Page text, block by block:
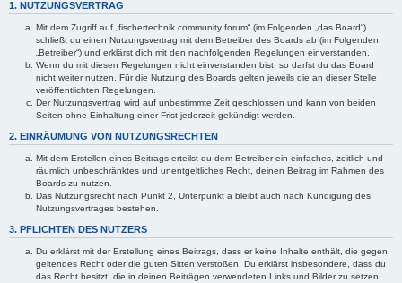
1. NUTZUNGSVERTRAG
Mit dem Zugriff auf „fischertechnik community forum“ (im Folgenden „das Board“)
schließt du einen Nutzungsvertrag mit dem Betreiber des Boards ab (im Folgenden
„Betreiber“) und erklärst dich mit den nachfolgenden Regelungen einverstanden.
Wenn du mit diesen Regelungen nicht einverstanden bist, so darfst du das Board
nicht weiter nutzen. Für die Nutzung des Boards gelten jeweils die an dieser Stelle
veröffentlichten Regelungen.
Der Nutzungsvertrag wird auf unbestimmte Zeit geschlossen und kann von beiden
Seiten ohne Einhaltung einer Frist jederzeit gekündigt werden.
2. EINRÄUMUNG VON NUTZUNGSRECHTEN
Mit dem Erstellen eines Beitrags erteilst du dem Betreiber ein einfaches, zeitlich und
räumlich unbeschränktes und unentgeltliches Recht, deinen Beitrag im Rahmen des
Boards zu nutzen.
Das Nutzungsrecht nach Punkt 2, Unterpunkt a bleibt auch nach Kündigung des
Nutzungsvertrages bestehen.
3. PFLICHTEN DES NUTZERS
Du erklärst mit der Erstellung eines Beitrags, dass er keine Inhalte enthält, die gegen
geltendes Recht oder die guten Sitten verstoßen. Du erklärst insbesondere, dass du
das Recht besitzt, die in deinen Beiträgen verwendeten Links und Bilder zu setzen